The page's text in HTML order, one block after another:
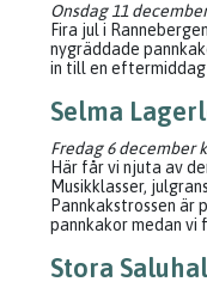
Onsdag 11
Fira jul i
nygräddade
in till en eftermiddag
Selma
Fredag 6 december
Här får vi njuta av
Musikklasser,
Pannkakstrossen är
pannkakor medan vi
Stora